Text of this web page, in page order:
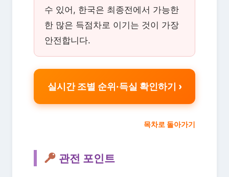
수 있어, 한국은 최종전에서 가능한
한 많은 득점차로 이기는 것이 가장
안전합니다.
실시간 조별 순위·득실 확인하기
목차로 돌아가기
관전 포인트